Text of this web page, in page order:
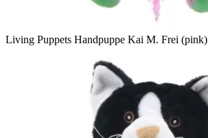
Living Puppets Handpuppe Kai M. Frei (pink)